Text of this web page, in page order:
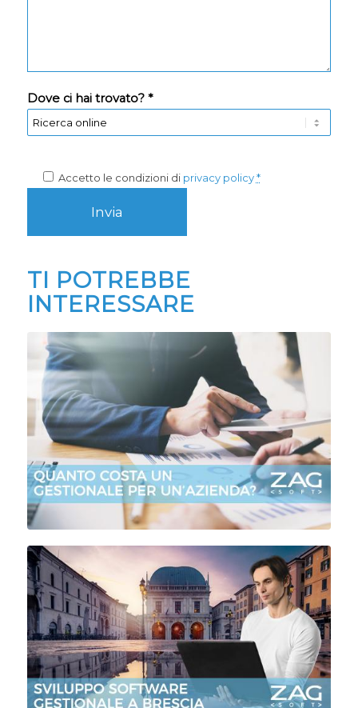
Dove ci hai trovato? *
Accetto le condizioni di privacy policy *
TI POTREBBE
INTERESSARE